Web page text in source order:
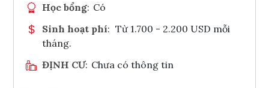
Học bổng: Có
Sinh hoạt phí: Từ 1.700 - 2.200 USD mỗi
tháng.
ĐỊNH CƯ: Chưa có thông tin